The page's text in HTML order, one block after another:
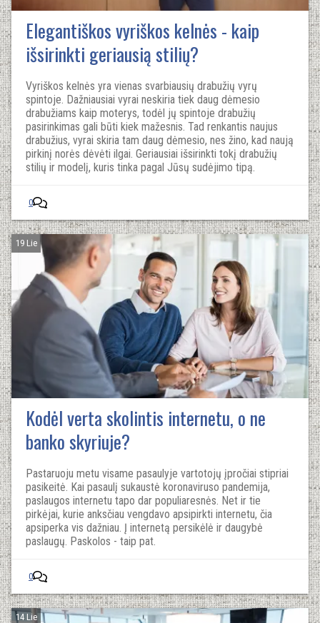
Elegantiškos vyriškos kelnės - kaip
išsirinkti geriausią stilių?
Vyriškos kelnės yra vienas svarbiausių drabužių vyrų
spintoje. Dažniausiai vyrai neskiria tiek daug dėmesio
drabužiams kaip moterys, todėl jų spintoje drabužių
pasirinkimas gali būti kiek mažesnis. Tad renkantis naujus
drabužius, vyrai skiria tam daug dėmesio, nes žino, kad naują
pirkinį norės dėvėti ilgai. Geriausiai išsirinkti tokį drabužių
stilių ir modelį, kuris tinka pagal Jūsų sudėjimo tipą.
0
19 Lie
Kodėl verta skolintis internetu, o ne
banko skyriuje?
Pastaruoju metu visame pasaulyje vartotojų įpročiai stipriai
pasikeitė. Kai pasaulį sukaustė koronaviruso pandemija,
paslaugos internetu tapo dar populiaresnės. Net ir tie
pirkėjai, kurie anksčiau vengdavo apsipirkti internetu, čia
apsiperka vis dažniau. Į internetą persikėlė ir daugybė
paslaugų. Paskolos - taip pat.
0
14 Lie